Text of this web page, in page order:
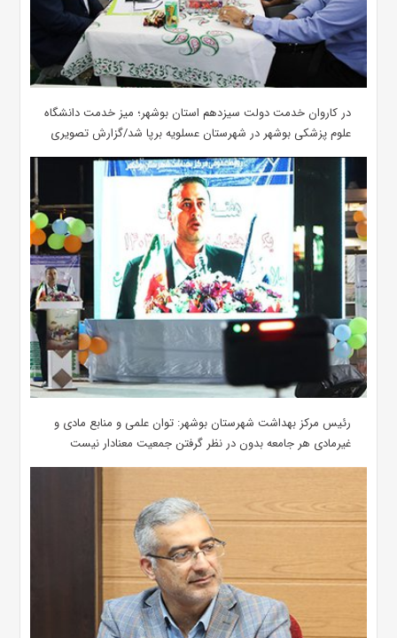
در کاروان خدمت دولت سیزدهم استان بوشهر؛ میز خدمت دانشگاه
علوم پزشکی بوشهر در شهرستان عسلویه برپا شد/گزارش تصویری
رئیس مرکز بهداشت شهرستان بوشهر: توان علمی و منابع مادی و
غیرمادی هر جامعه بدون در نظر گرفتن جمعیت معنادار نیست